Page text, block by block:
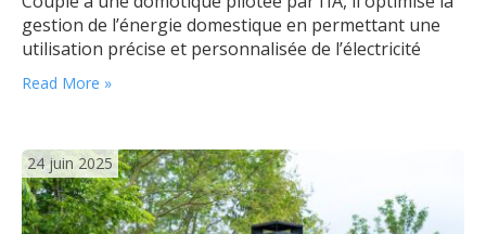
gestion de l’énergie domestique en permettant une
utilisation précise et personnalisée de l’électricité
solaire, au-delà de sa simple conversion. Les bases du
système solaire photovoltaïque pour la maison
domestique…
Read More »
24 juin 2025